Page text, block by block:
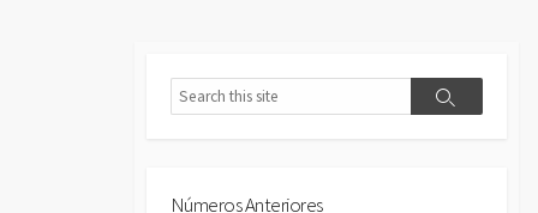
Search
Search
Números Anteriores